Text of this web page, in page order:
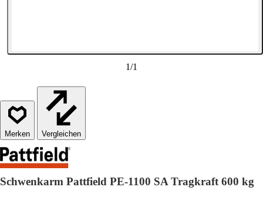
1/1
Vergleichen
Schwenkarm Pattfield PE-1100 SA Tragkraft 600 kg